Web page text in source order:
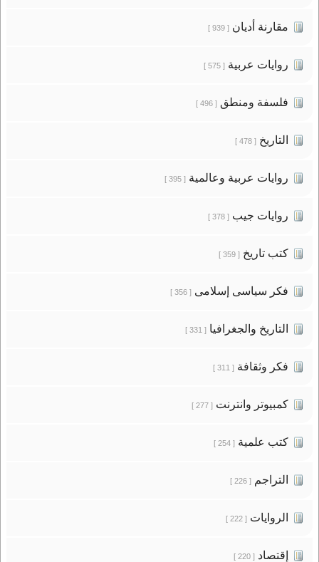
مقارنة أديان[ 939 ]
روايات عربية[ 575 ]
فلسفة ومنطق[ 496 ]
التاريخ[ 478 ]
روايات عربية وعالمية[ 395 ]
روايات جيب[ 378 ]
كتب تاريخ[ 359 ]
فكر سياسى إسلامى[ 356 ]
التاريخ والجغرافيا[ 331 ]
فكر وثقافة[ 311 ]
كمبيوتر وانترنت[ 277 ]
كتب علمية[ 254 ]
التراجم[ 226 ]
الروايات[ 222 ]
إقتصاد[ 220 ]